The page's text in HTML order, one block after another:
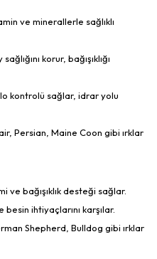
ve minerallerle sağlıklı
korur, bağışıklığı
kontrolü sağlar, idrar yolu
Persian, Maine Coon gibi ırklar
ve bağışıklık desteği sağlar.
besin ihtiyaçlarını karşılar.
Shepherd, Bulldog gibi ırklar